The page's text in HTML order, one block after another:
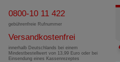
0800-10 11 422
gebührenfreie Rufnummer
Versandkostenfrei
innerhalb Deutschlands bei einem
Mindestbestellwert von 13,99 Euro oder bei
Einsendung eines Kassenrezeptes